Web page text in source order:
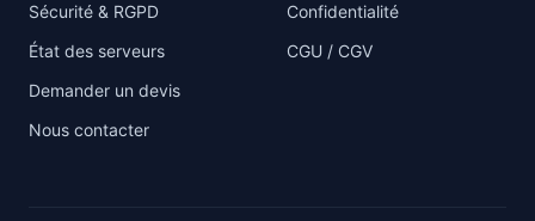
Sécurité & RGPD
État des serveurs
Demander un devis
Nous contacter
Confidentialité
CGU / CGV